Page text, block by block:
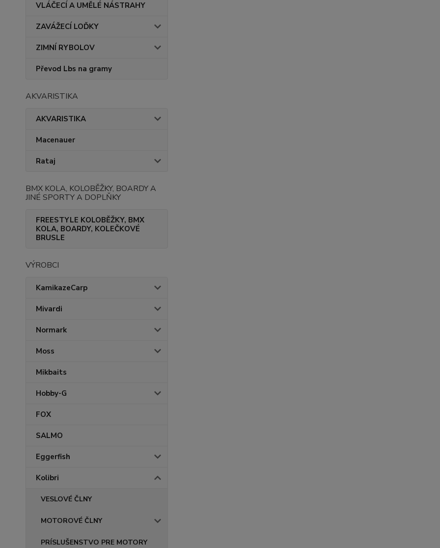
VLÁČECÍ A UMĚLÉ NÁSTRAHY
ZAVÁŽECÍ LOĎKY
ZIMNÍ RYBOLOV
Převod Lbs na gramy
AKVARISTIKA
AKVARISTIKA
Macenauer
Rataj
BMX KOLA, KOLOBĚŽKY, BOARDY A
JINÉ SPORTY A DOPLŇKY
FREESTYLE KOLOBĚŽKY, BMX
KOLA, BOARDY, KOLEČKOVÉ
BRUSLE
VÝROBCI
KamikazeCarp
Mivardi
Normark
Moss
Mikbaits
Hobby-G
FOX
SALMO
Eggerfish
Kolibri
VESLOVÉ ČLNY
MOTOROVÉ ČLNY
PRÍSLUŠENSTVO PRE MOTORY